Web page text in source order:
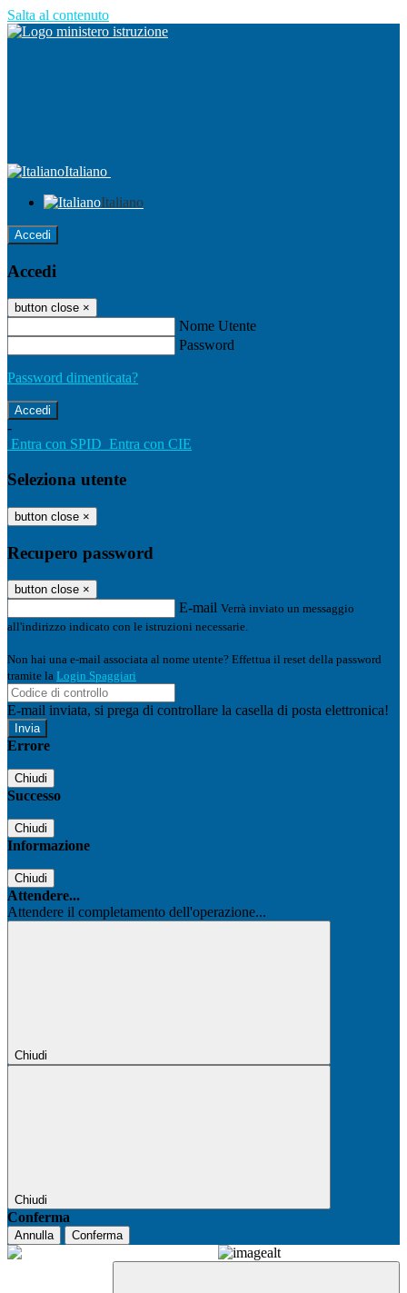
Salta al contenuto
Italiano
Italiano
Accedi
Accedi
button close ×
Nome Utente
Password
Password dimenticata?
-
Entra con SPID Entra con CIE
Seleziona utente
button close ×
Recupero password
button close ×
E-mail Verrà inviato un messaggio
all'indirizzo indicato con le istruzioni necessarie.
Non hai una e-mail associata al nome utente? Effettua il reset della password
tramite la Login Spaggiari
E-mail inviata, si prega di controllare la casella di posta elettronica!
Errore
Chiudi
Successo
Chiudi
Informazione
Chiudi
Attendere...
Attendere il completamento dell'operazione...
Chiudi
Chiudi
Conferma
Annulla Conferma